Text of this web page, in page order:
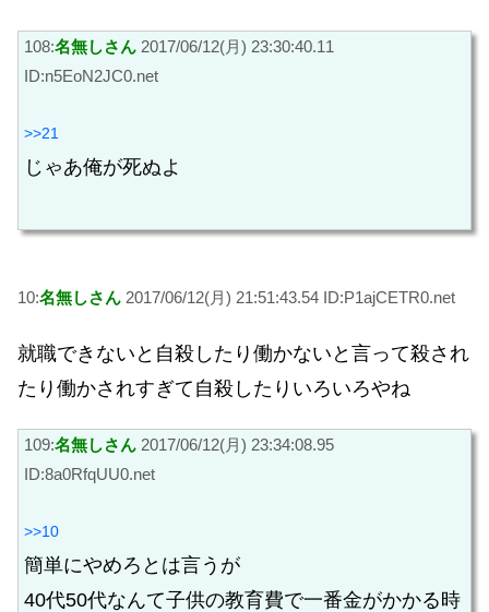
108:名無しさん 2017/06/12(月) 23:30:40.11
ID:n5EoN2JC0.net
>>21
じゃあ俺が死ぬよ
10:名無しさん 2017/06/12(月) 21:51:43.54 ID:P1ajCETR0.net
就職できないと自殺したり働かないと言って殺され
たり働かされすぎて自殺したりいろいろやね
109:名無しさん 2017/06/12(月) 23:34:08.95
ID:8a0RfqUU0.net
>>10
簡単にやめろとは言うが
40代50代なんて子供の教育費で一番金がかかる時